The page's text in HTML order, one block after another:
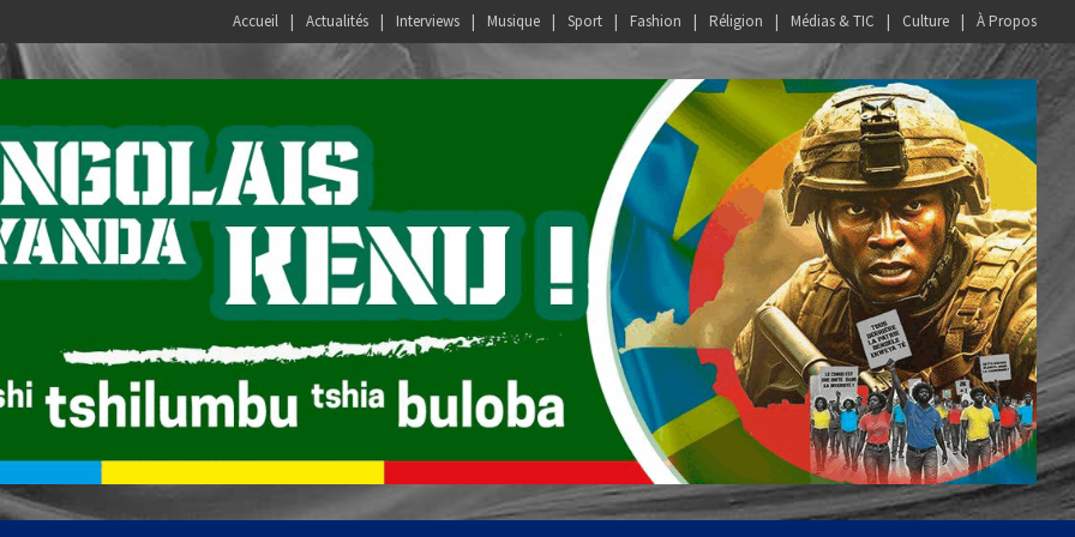
Accueil Actualités Interviews Musique Sport Fashion Réligion Médias & TIC Culture À Propos